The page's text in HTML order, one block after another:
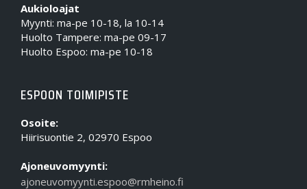
Aukioloajat
Myynti: ma-pe 10-18, la 10-14
Huolto Tampere: ma-pe 09-17
Huolto Espoo: ma-pe 10-18
ESPOON TOIMIPISTE
Osoite:
Hiirisuontie 2, 02970 Espoo
Ajoneuvomyynti:
ajoneuvomyynti.espoo@rmheino.fi